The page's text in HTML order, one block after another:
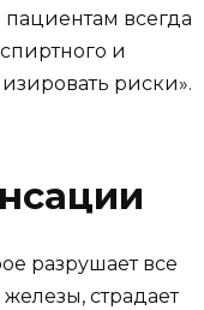
всегда
и
риски».
разрушает все
страдает